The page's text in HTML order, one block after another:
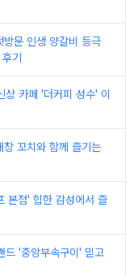
문 인생 양갈비 등극
기
상 카페 '더커피 성수' 이
꼬치와 함께 즐기는
본점' 힙한 감성에서 즐
드 '중앙부속구이' 믿고